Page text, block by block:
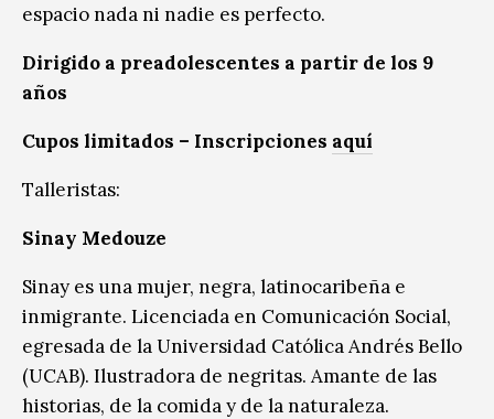
espacio nada ni nadie es perfecto.
Dirigido a preadolescentes a partir de los 9
años
Cupos limitados – Inscripciones aquí
Talleristas:
Sinay Medouze
Sinay es una mujer, negra, latinocaribeña e
inmigrante. Licenciada en Comunicación Social,
egresada de la Universidad Católica Andrés Bello
(UCAB). Ilustradora de negritas. Amante de las
historias, de la comida y de la naturaleza.